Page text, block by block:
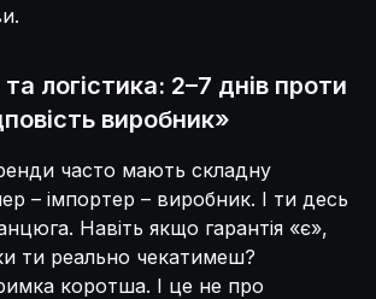
логістика: 2–7 днів проти
виробник»
часто мають складну
– імпортер – виробник. І ти десь
Навіть якщо гарантія «є»,
ти реально чекатимеш?
коротша. І це не про